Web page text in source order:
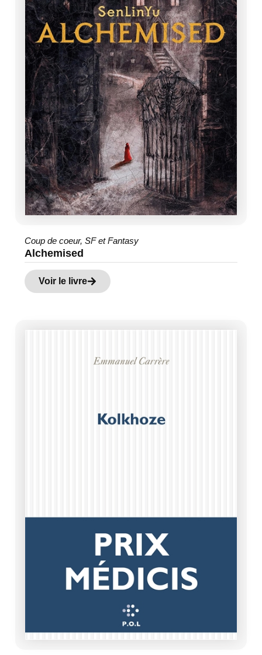
Coup de coeur, SF et Fantasy
Alchemised
Voir le livre